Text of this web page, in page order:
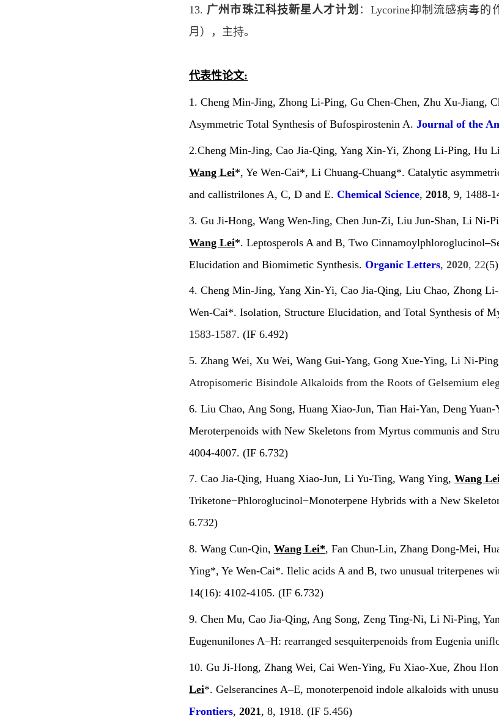
13. 广州市珠江科技新星人才计划 ： Lycorine抑制流感病毒的
月），主持。
代表性论文:
1. Cheng Min-Jing, Zhong Li-Ping, Gu Chen-Chen, Zhu Xu-Jiang,
Asymmetric Total Synthesis of Bufospirostenin A.Journal of the
2.Cheng Min-Jing, Cao Jia-Qing, Yang Xin-Yi, Zhong Li-Ping, Hu
Wang Lei*, Ye Wen-Cai*, Li Chuang-Chuang*. Catalytic
and callistrilones A, C, D and E.Chemical Science,2018, 9, 1488-
3. Gu Ji-Hong, Wang Wen-Jing, Chen Jun-Zi, Liu Jun-Shan, Li
Wang Lei*. Leptosperols A and B, Two
Elucidation and Biomimetic Synthesis.Organic Letters,2020, 22
4. Cheng Min-Jing, Yang Xin-Yi, Cao Jia-Qing, Liu Chao, Zhong
Wen-Cai*. Isolation, Structure Elucidation, and Total Synthesis of
1583-1587. (IF 6.492)
5. Zhang Wei, Xu Wei, Wang Gui-Yang, Gong Xue-Ying, Li Ni-
Atropisomeric Bisindole Alkaloids from the Roots of Gelsemium
6. Liu Chao, Ang Song, Huang Xiao-Jun, Tian Hai-Yan, Deng
Meroterpenoids with New Skeletons fromMyrtus communis and
4004-4007. (IF 6.732)
7. Cao Jia-Qing, Huang Xiao-Jun, Li Yu-Ting, Wang Ying,Wang
Triketone−Phloroglucinol−Monoterpene Hybrids with a New
6.732)
8. Wang Cun-Qin,Wang Lei*, Fan Chun-Lin, Zhang Dong-Mei,
Ying*, Ye Wen-Cai*. Ilelic acids A and B, two unusual triterpenes
14(16): 4102-4105. (IF 6.732)
9. Chen Mu, Cao Jia-Qing, Ang Song, Zeng Ting-Ni, Li Ni-Ping,
Eugenunilones A–H: rearranged sesquiterpenoids fromEugenia
10. Gu Ji-Hong, Zhang Wei, Cai Wen-Ying, Fu Xiao-Xue, Zhou
Lei*. Gelserancines A–E, monoterpenoid indole alkaloids with
Frontiers,2021 , 8, 1918. (IF 5.456)